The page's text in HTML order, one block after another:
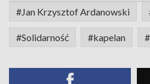
#Jan Krzysztof Ardanowski
#Solidarność #kapelan